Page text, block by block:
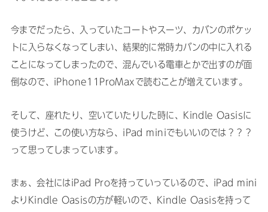
今までだったら、入っていたコートやスーツ、カバンのポケッ
トに入らなくなってしまい、結果的に常時カバンの中に入れる
ことになってしまったので、混んでいる電車とかで出すのが面
倒なので、iPhone11ProMaxで読むことが増えています。
そして、座れたり、空いていたりした時に、Kindle Oasisに
使うけど、この使い方なら、iPad miniでもいいのでは？？？
って思ってしまっています。
まぁ、会社にはiPad Proを持っていっているので、iPad mini
よりKindle Oasisの方が軽いので、Kindle Oasisを持って